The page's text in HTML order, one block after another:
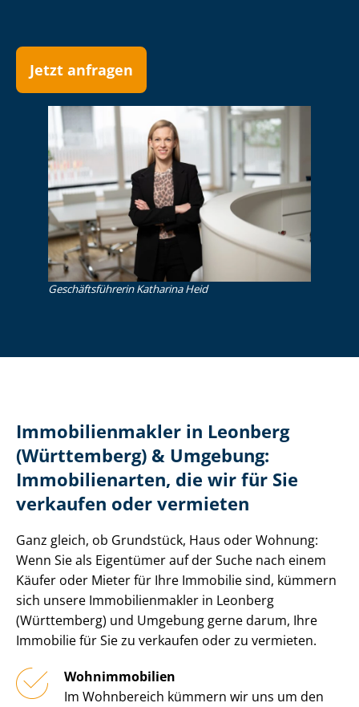
Jetzt anfragen
Ge­schäfts­füh­re­rin Katharina Heid
Im­mo­bi­li­en­mak­ler in Leonberg
(Württemberg) & Umgebung:
Immobilienarten, die wir für Sie
verkaufen oder vermieten
Ganz gleich, ob Grundstück, Haus oder Wohnung:
Wenn Sie als Eigentümer auf der Suche nach einem
Käufer oder Mieter für Ihre Immobilie sind, kümmern
sich unsere Im­mo­bi­li­en­mak­ler in Leonberg
(Württemberg) und Umgebung gerne darum, Ihre
Immobilie für Sie zu verkaufen oder zu vermieten.
Wohnimmobilien
Im Wohnbereich kümmern wir uns um den